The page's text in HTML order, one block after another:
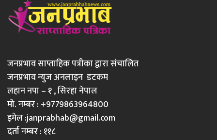
जनप्रभाव साप्ताहिक पत्रीका द्वारा संचालित
जनप्रभाव न्युज अनलाइन डटकम
लहान नपा – १ , सिरहा नेपाल
मो. नम्बर : +9779863964800
इमेल :janprabhab@gmail.com
दर्ता नम्बर : ११८